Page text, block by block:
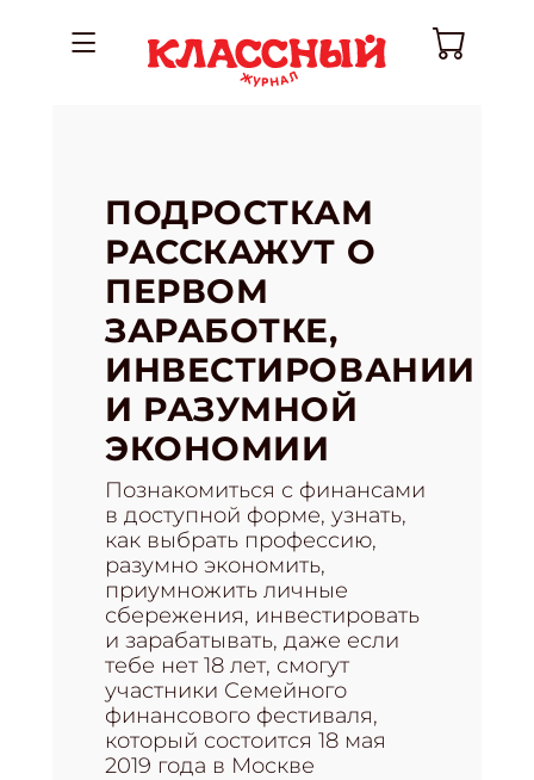
ПОДРОСТКАМ
РАССКАЖУТ О
ПЕРВОМ
ЗАРАБОТКЕ,
ИНВЕСТИРОВАНИИ
И РАЗУМНОЙ
ЭКОНОМИИ
Познакомиться с финансами
в доступной форме, узнать,
как выбрать профессию,
разумно экономить,
приумножить личные
сбережения, инвестировать
и зарабатывать, даже если
тебе нет 18 лет, смогут
участники Семейного
финансового фестиваля,
который состоится 18 мая
2019 года в Москве